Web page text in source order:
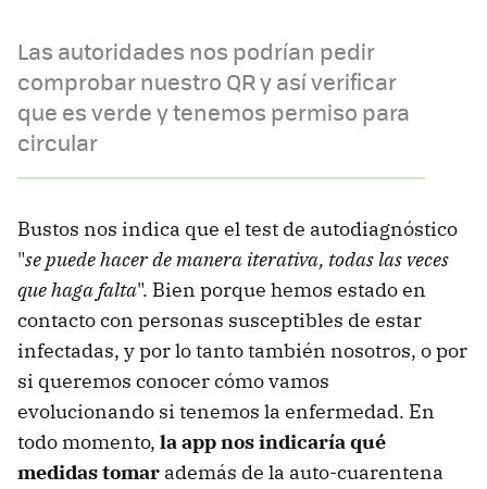
Las autoridades nos podrían pedir
comprobar nuestro QR y así verificar
que es verde y tenemos permiso para
circular
Bustos nos indica que el test de autodiagnóstico
"se puede hacer de manera iterativa, todas las veces
que haga falta". Bien porque hemos estado en
contacto con personas susceptibles de estar
infectadas, y por lo tanto también nosotros, o por
si queremos conocer cómo vamos
evolucionando si tenemos la enfermedad. En
todo momento, la app nos indicaría qué
medidas tomar además de la auto-cuarentena